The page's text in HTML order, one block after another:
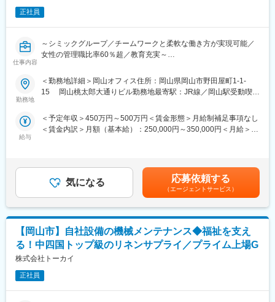
アップが見込めます。 ※実際に入社4年前後で所長になった中途入
社の方もいらっしゃいます。
当社は入院中に必要となるアメニティ(パジャマ・タオル・日用
品）をレンタルするアメニティサポートシステムを提供している
レンタルだけでなく、病院・介護施設内での申込の受付業務から
ご利用者への提供・回収・請求まで全て弊社で受け持っておりま
ットがあります。拠点は北海道から九州まで展開し、毎年増収・
増益と確実に業績伸長しています。
正社員
仕事内容
～シミックグループ／チームワークと柔軟な働き方が実現可能／
女性の管理職比率60％超／教育充実～
や私たちのQOLを向上させるべく新しい治療法を開発する必要が
あります。今回は治験を実施する際の被験者および医療機関のサ
・治験担当医師の補助
・検査／投薬スケジュール調整、治験データの管理 など
奮闘する医師やスタッフなど携わる相手が多いです。現在治療法
がなく苦しんでいる患者さんに対して薬を届けられ、最前線で治
療にあたる医師やスタッフのサポートを行え、無事に治験が終了
すれば喜びはひとしおです。
■同社の教育体制：同社は同業他社からだけはでなく、看護師など
未経験で転職してくる方も多く、教育体制を充実させています。
入社は原則偶数月と決まっており、同期入社者とともに2週間弱本
社にて集合研修を行います。会社のことや業務を遂行する上で必
要な法令から実務まで座学やロープレを交えながら学んでいきま
勤務地
＜勤務地詳細＞岡山オフィス住所：岡山県岡山市野田屋町1-1-
15 岡山桃太郎大通りビル勤務地最寄駅：JR線／岡山駅受動喫煙
給与
＜予定年収＞450万円～500万円＜賃金形態＞月給制補足事項なし
＜賃金内訳＞月額（基本給）：250,000円～350,000円＜月給＞
気になる 応募依頼する
（エージェントサービス）
【岡山市】自社設備の機械メンテナンス◆福祉を支え
る！中四国トップ級のリネンサプライ／プライム上場G
株式会社トーカイ
正社員